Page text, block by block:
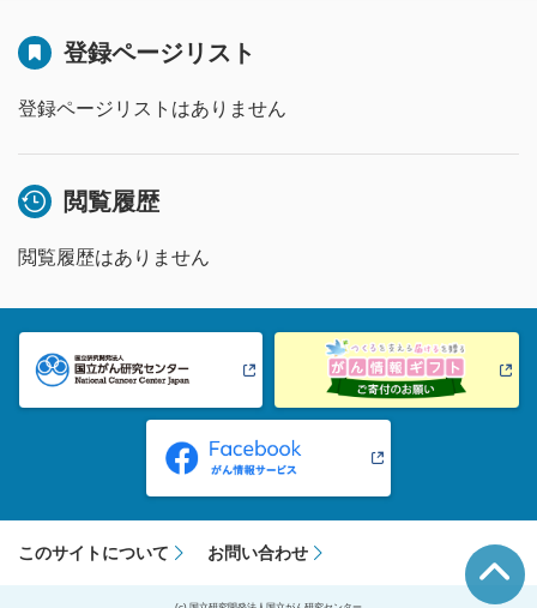
登録ページリスト
登録ページリストはありません
閲覧履歴
閲覧履歴はありません
このサイトについて お問い合わせ